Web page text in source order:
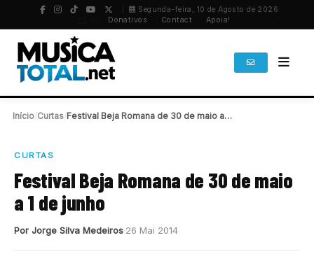
Segunda-feira, 10 de Agosto de 2026
Donativos Contact Apoia!
Início Curtas Festival Beja Romana de 30 de maio a…
CURTAS
Festival Beja Romana de 30 de maio
a 1 de junho
Por Jorge Silva Medeiros 26 Mai 2014